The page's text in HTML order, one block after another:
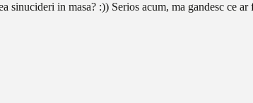
sinucideri in masa? :)) Serios acum, ma gandesc ce